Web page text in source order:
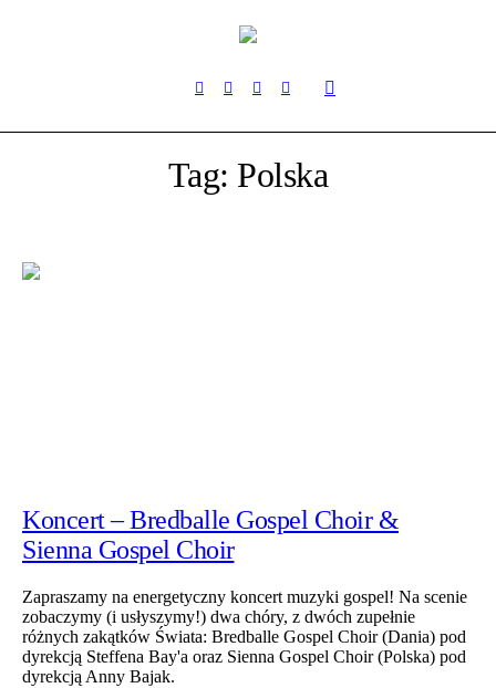
Tag: Polska
Koncert – Bredballe Gospel Choir &
Sienna Gospel Choir
Zapraszamy na energetyczny koncert muzyki gospel! Na scenie
zobaczymy (i usłyszymy!) dwa chóry, z dwóch zupełnie
różnych zakątków Świata: Bredballe Gospel Choir (Dania) pod
dyrekcją Steffena Bay'a oraz Sienna Gospel Choir (Polska) pod
dyrekcją Anny Bajak.